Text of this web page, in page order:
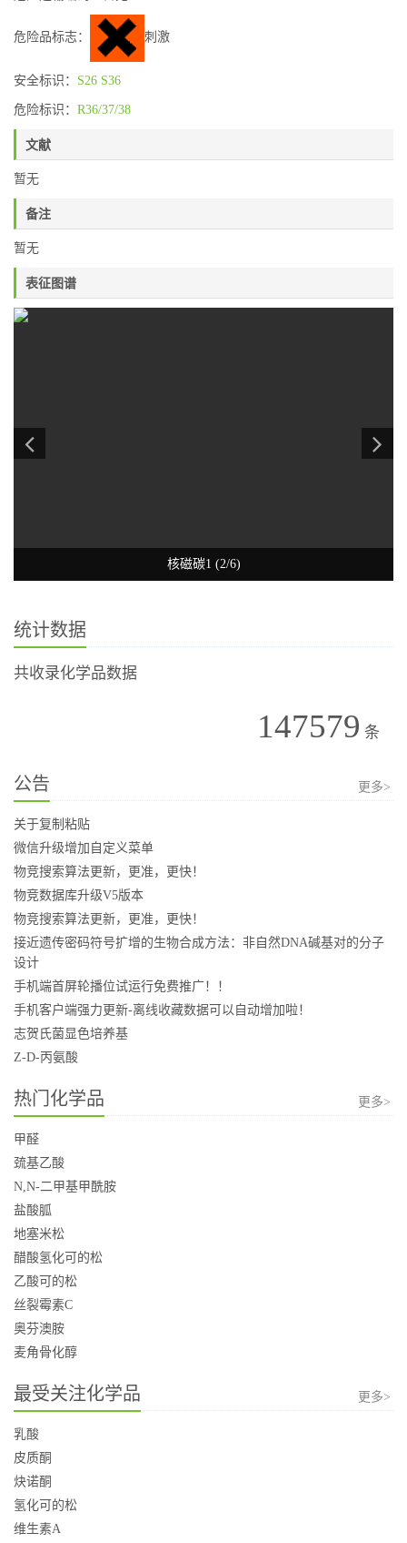
危险品标志： 刺激
安全标识： S26 S36
危险标识： R36/37/38
文献
暂无
备注
暂无
表征图谱
核磁碳1 (2/6)
统计数据
共收录化学品数据
147579 条
公告 更多>
关于复制粘贴
微信升级增加自定义菜单
物竞搜索算法更新，更准，更快！
物竞数据库升级V5版本
物竞搜索算法更新，更准，更快！
接近遗传密码符号扩增的生物合成方法：非自然DNA碱基对的分子
设计
手机端首屏轮播位试运行免费推广！！
手机客户端强力更新-离线收藏数据可以自动增加啦！
志贺氏菌显色培养基
Z-D-丙氨酸
热门化学品 更多>
甲醛
巯基乙酸
N,N-二甲基甲酰胺
盐酸胍
地塞米松
醋酸氢化可的松
乙酸可的松
丝裂霉素C
奥芬澳胺
麦角骨化醇
最受关注化学品 更多>
乳酸
皮质酮
炔诺酮
氢化可的松
维生素A